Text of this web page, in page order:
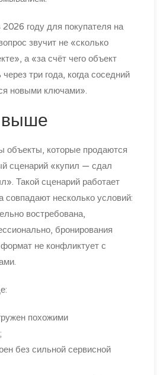
году для покупателя на
звучит не «сколько
а «за счёт чего объект
три года, когда соседний
новыми ключами».
выше
объекты, которые продаются
сценарий «купил — сдал
Такой сценарий работает
совпадают несколько условий:
востребована,
бронирования
не конфликтует с
похожими
без сильной сервисной